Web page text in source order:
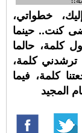
خطواتي،
كنت.. حينما
كلمة، حالما
ترشدني كلمة،
كلمة، فيما
المجيد